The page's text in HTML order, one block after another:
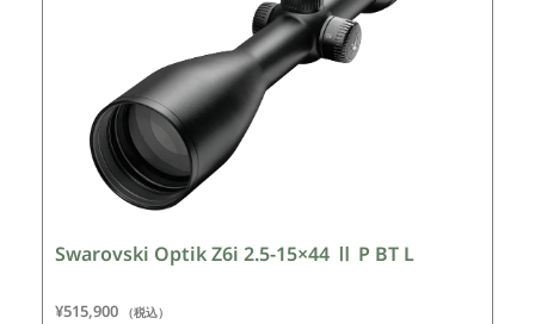
Swarovski Optik Z6i 2.5-15×44 Ⅱ P BT L
¥515,900 （税込）